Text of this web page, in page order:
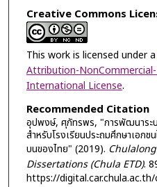
Creative Commons
This work is licensed under a
Attribution-
International License.
Recommended Citation
อุปพงษ์, ศุภัทรพร, "การพัฒนาระ
สำหรับโรงเรียนประถมศึกษาเอก
บนของไทย" (2019).
Dissertations (Chula ETD).
https://